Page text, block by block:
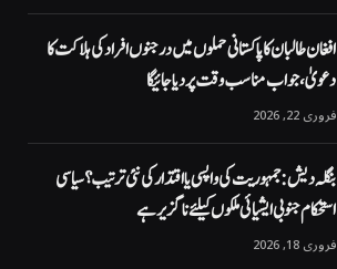
افغان طالبان کا پاکستانی حملوں میں درجنوں افراد کی ہلاکت کا
دعویٰ، جواب مناسب وقت پر دیا جائیگا
فروری 22, 2026
بنگلہ دیش: جمہوریت کی واپسی یا اقتدار کی نئی ترتیب؟ سیاسی
استحکام جنوبی ایشیائی ملکوں کیلئے ناگزیر ہے
فروری 18, 2026